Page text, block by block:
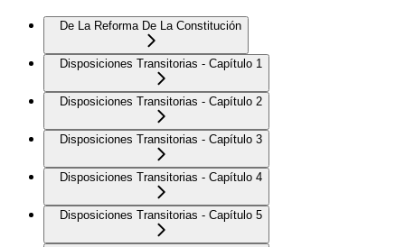
De La Reforma De La Constitución
Disposiciones Transitorias - Capítulo 1
Disposiciones Transitorias - Capítulo 2
Disposiciones Transitorias - Capítulo 3
Disposiciones Transitorias - Capítulo 4
Disposiciones Transitorias - Capítulo 5